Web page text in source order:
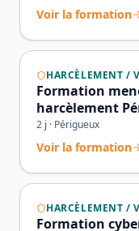
Voir la formation
HARCÈLEMENT /
Formation
harcèlement
2 j · Périgueux
Voir la formation
HARCÈLEMENT /
Formation